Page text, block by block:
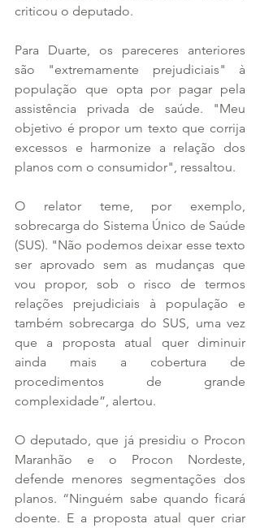
criticou o deputado.
Para Duarte, os pareceres anteriores
são "extremamente prejudiciais" à
população que opta por pagar pela
assistência privada de saúde. "Meu
objetivo é propor um texto que corrija
excessos e harmonize a relação dos
planos com o consumidor", ressaltou.
O relator teme, por exemplo,
sobrecarga do Sistema Único de Saúde
(SUS). "Não podemos deixar esse texto
ser aprovado sem as mudanças que
vou propor, sob o risco de termos
relações prejudiciais à população e
também sobrecarga do SUS, uma vez
que a proposta atual quer diminuir
ainda mais a cobertura de
procedimentos de grande
complexidade”, alertou.
O deputado, que já presidiu o Procon
Maranhão e o Procon Nordeste,
defende menores segmentações dos
planos. “Ninguém sabe quando ficará
doente. E a proposta atual quer criar